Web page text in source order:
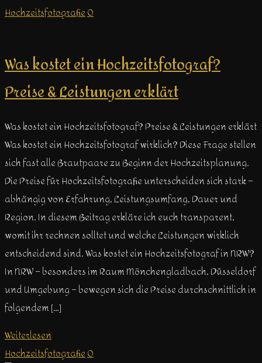
Hochzeitsfotografie0
Was kostet ein Hochzeitsfotograf?
Preise & Leistungen erklärt
Was kostet ein Hochzeitsfotograf? Preise & Leistungen erklärt
Was kostet ein Hochzeitsfotograf wirklich? Diese Frage stellen
sich fast alle Brautpaare zu Beginn der Hochzeitsplanung.
Die Preise für Hochzeitsfotografie unterscheiden sich stark –
abhängig von Erfahrung, Leistungsumfang, Dauer und
Region. In diesem Beitrag erkläre ich euch transparent,
womit ihr rechnen solltet und welche Leistungen wirklich
entscheidend sind. Was kostet ein Hochzeitsfotograf in NRW?
In NRW – besonders im Raum Mönchengladbach, Düsseldorf
und Umgebung – bewegen sich die Preise durchschnittlich in
folgendem […]
Weiterlesen
Hochzeitsfotografie0